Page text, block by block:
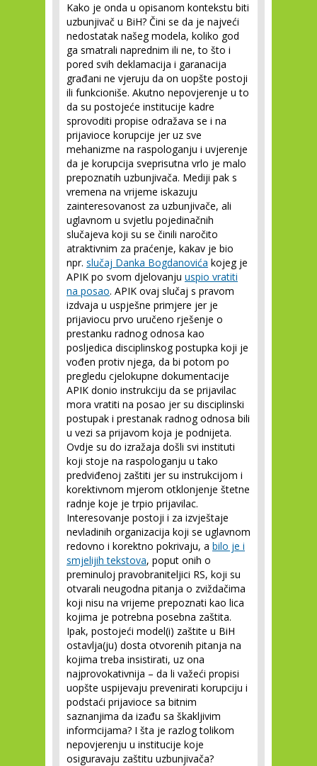
Kako je onda u opisanom kontekstu biti
uzbunjivač u BiH? Čini se da je najveći
nedostatak našeg modela, koliko god
ga smatrali naprednim ili ne, to što i
pored svih deklamacija i garanacija
građani ne vjeruju da on uopšte postoji
ili funkcioniše. Akutno nepovjerenje u to
da su postojeće institucije kadre
sprovoditi propise odražava se i na
prijavioce korupcije jer uz sve
mehanizme na raspologanju i uvjerenje
da je korupcija sveprisutna vrlo je malo
prepoznatih uzbunjivača. Mediji pak s
vremena na vrijeme iskazuju
zainteresovanost za uzbunjivače, ali
uglavnom u svjetlu pojedinačnih
slučajeva koji su se činili naročito
atraktivnim za praćenje, kakav je bio
npr. slučaj Danka Bogdanovića kojeg je
APIK po svom djelovanju uspio vratiti
na posao. APIK ovaj slučaj s pravom
izdvaja u uspješne primjere jer je
prijaviocu prvo uručeno rješenje o
prestanku radnog odnosa kao
posljedica disciplinskog postupka koji je
vođen protiv njega, da bi potom po
pregledu cjelokupne dokumentacije
APIK donio instrukciju da se prijavilac
mora vratiti na posao jer su disciplinski
postupak i prestanak radnog odnosa bili
u vezi sa prijavom koja je podnijeta.
Ovdje su do izražaja došli svi instituti
koji stoje na raspologanju u tako
predviđenoj zaštiti jer su instrukcijom i
korektivnom mjerom otklonjenje štetne
radnje koje je trpio prijavilac.
Interesovanje postoji i za izvještaje
nevladinih organizacija koji se uglavnom
redovno i korektno pokrivaju, a bilo je i
smjelijih tekstova, poput onih o
preminuloj pravobraniteljici RS, koji su
otvarali neugodna pitanja o zviždačima
koji nisu na vrijeme prepoznati kao lica
kojima je potrebna posebna zaštita.
Ipak, postojeći model(i) zaštite u BiH
ostavlja(ju) dosta otvorenih pitanja na
kojima treba insistirati, uz ona
najprovokativnija – da li važeći propisi
uopšte uspijevaju prevenirati korupciju i
podstaći prijavioce sa bitnim
saznanjima da izađu sa škakljivim
informcijama? I šta je razlog tolikom
nepovjerenju u institucije koje
osiguravaju zaštitu uzbunjivača?